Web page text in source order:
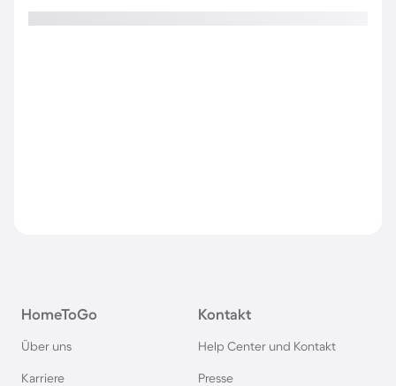
HomeToGo
Über uns
Karriere
Kontakt
Help Center und Kontakt
Presse